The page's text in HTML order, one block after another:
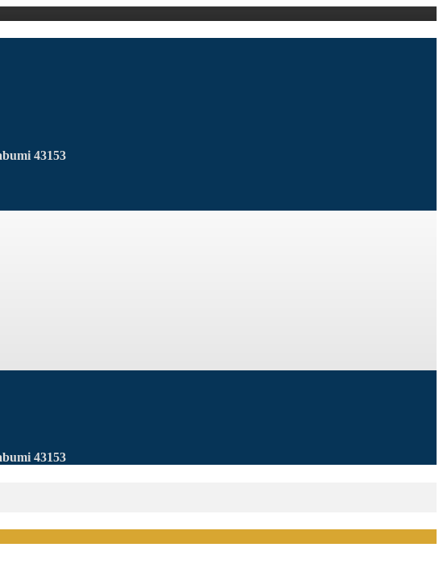
43153
43153